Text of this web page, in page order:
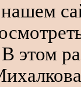
этом